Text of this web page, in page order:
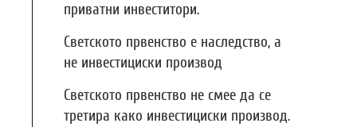
приватни инвеститори.
Светското првенство е наследство, а
не инвестициски производ
Светското првенство не смее да се
третира како инвестициски производ.